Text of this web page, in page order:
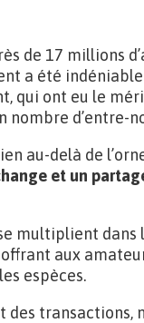
de 17 millions
a été
qui ont eu le
d’entre-
au-delà de
et un
multiplient dans
aux
espèces.
des